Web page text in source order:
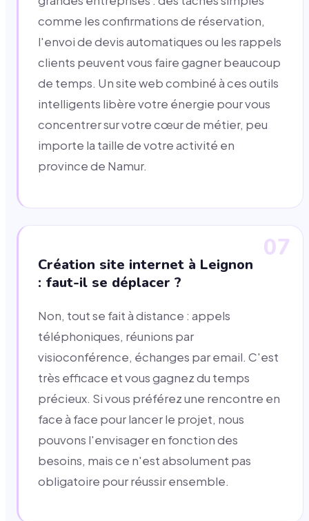
comme les confirmations de réservation,
l'envoi de devis automatiques ou les rappels
clients peuvent vous faire gagner beaucoup
de temps. Un site web combiné à ces outils
intelligents libère votre énergie pour vous
concentrer sur votre cœur de métier, peu
importe la taille de votre activité en
province de Namur.
07
Création site internet à Leignon
: faut-il se déplacer ?
Non, tout se fait à distance : appels
téléphoniques, réunions par
visioconférence, échanges par email. C'est
très efficace et vous gagnez du temps
précieux. Si vous préférez une rencontre en
face à face pour lancer le projet, nous
pouvons l'envisager en fonction des
besoins, mais ce n'est absolument pas
obligatoire pour réussir ensemble.